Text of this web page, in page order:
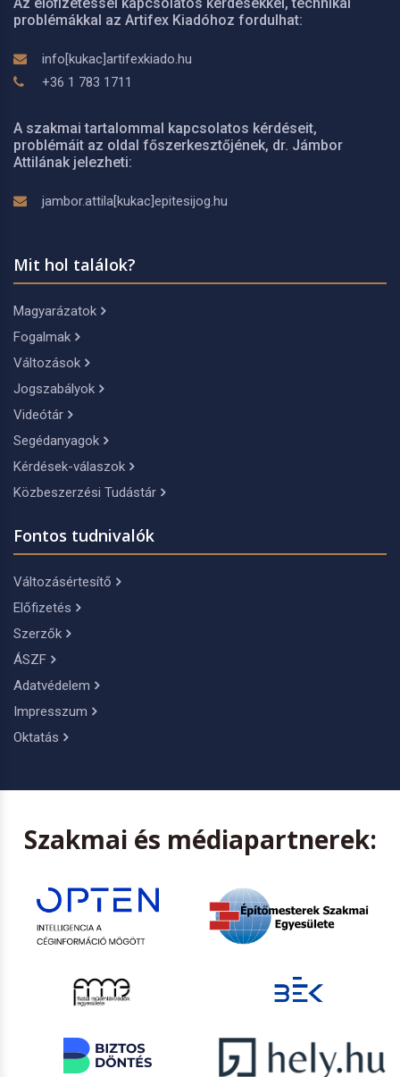
problémákkal az Artifex Kiadóhoz fordulhat:
info[kukac]artifexkiado.hu
+36 1 783 1711
A szakmai tartalommal kapcsolatos kérdéseit,
problémáit az oldal főszerkesztőjének, dr. Jámbor
Attilának jelezheti:
jambor.attila[kukac]epitesijog.hu
Mit hol találok?
Magyarázatok
Fogalmak
Változások
Jogszabályok
Videótár
Segédanyagok
Kérdések-válaszok
Közbeszerzési Tudástár
Fontos tudnivalók
Változásértesítő
Előfizetés
Szerzők
ÁSZF
Adatvédelem
Impresszum
Oktatás
Szakmai és médiapartnerek: